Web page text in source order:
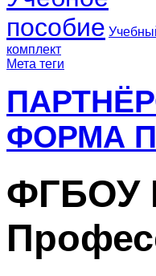
пособие
комплект
Мета теги
ФОРМА
ФГБОУ